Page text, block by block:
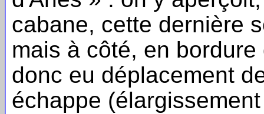
cabane, cette dernière
mais à côté, en
donc eu déplacement
échappe